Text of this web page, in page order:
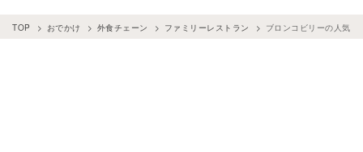
TOP おでかけ 外食チェーン ファミリーレストラン ブロンコビリーの人気